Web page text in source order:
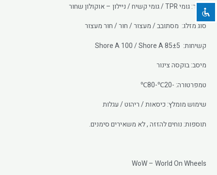
zoom_out זום (הקטנה)
zoom_in זום (הגדלה)
הקטנת גופן
הוסף קו תחתון לקישורים
חומר: גומי TPR / גומי קשיח / ניילון – אוקולון שחור
סוג מזלג: מסתובב / מעצור / חור / חור מעצור
קשיחות: 85±5 Shore A 100 / Shore A
מיסב: בוקסה צינור
טמפרטורה: -20℃-80℃
שימוש מומלץ: כיסאות / ריהוט / עגלות
תוספות: נוחים להזזה , לא משאירים סימנים.
WoW – World On Wheels